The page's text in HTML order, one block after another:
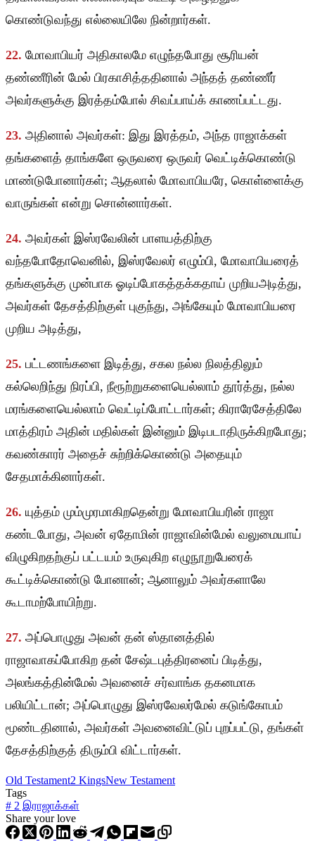
கொண்டுவந்து எல்லையிலே நின்றார்கள்.
22. மோவாபியர் அதிகாலமே எழுந்தபோது சூரியன்
தண்ணீரின் மேல் பிரகாசித்ததினால் அந்தத் தண்ணீர்
அவர்களுக்கு இரத்தம்போல் சிவப்பாய்க் காணப்பட்டது.
23. அதினால் அவர்கள்: இது இரத்தம், அந்த ராஜாக்கள்
தங்களைத் தாங்களே ஒருவரை ஒருவர் வெட்டிக்கொண்டு
மாண்டுபோனார்கள்; ஆதலால் மோவாபியரே, கொள்ளைக்கு
வாருங்கள் என்று சொன்னார்கள்.
24. அவர்கள் இஸ்ரவேலின் பாளயத்திற்கு
வந்தபோதோவெனில், இஸ்ரவேலர் எழும்பி, மோவாபியரைத்
தங்களுக்கு முன்பாக ஓடிப்போகத்தக்கதாய் முறியஅடித்து,
அவர்கள் தேசத்திற்குள் புகுந்து, அங்கேயும் மோவாபியரை
முறிய அடித்து,
25. பட்டணங்களை இடித்து, சகல நல்ல நிலத்திலும்
கல்லெறிந்து நிரப்பி, நீரூற்றுகளையெல்லாம் தூர்த்து, நல்ல
மரங்களையெல்லாம் வெட்டிப்போட்டார்கள்; கிராரேசேத்திலே
மாத்திரம் அதின் மதில்கள் இன்னும் இடிபடாதிருக்கிறபோது;
கவண்காரர் அதைச் சுற்றிக்கொண்டு அதையும்
சேதமாக்கினார்கள்.
26. யுத்தம் மும்முரமாகிறதென்று மோவாபியரின் ராஜா
கண்டபோது, அவன் ஏதோமின் ராஜாவின்மேல் வலுமையாய்
விழுகிறதற்குப் பட்டயம் உருவுகிற எழுநூறுபேரைக்
கூட்டிக்கொண்டு போனான்; ஆனாலும் அவர்களாலே
கூடாமற்போயிற்று.
27. அப்பொழுது அவன் தன் ஸ்தானத்தில்
ராஜாவாகப்போகிற தன் சேஷ்டபுத்திரனைப் பிடித்து,
அலங்கத்தின்மேல் அவனைச் சர்வாங்க தகனமாக
பலியிட்டான்; அப்பொழுது இஸ்ரவேலர்மேல் கடுங்கோபம்
மூண்டதினால், அவர்கள் அவனைவிட்டுப் புறப்பட்டு, தங்கள்
தேசத்திற்குத் திரும்பி விட்டார்கள்.
Old Testament2 KingsNew Testament
Tags
# 2 இராஜாக்கள்
Share your love